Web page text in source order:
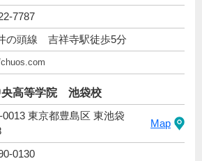
7787
の頭線 吉祥寺駅徒歩5分
央高等学院 池袋校
0013 東京都豊島区 東池袋
Map
0130